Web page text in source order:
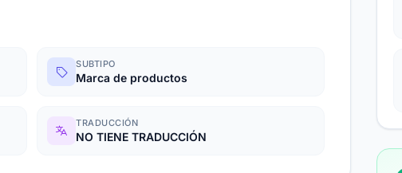
SUBTIPO
Marca de productos
TRADUCCIÓN
NO TIENE TRADUCCIÓN